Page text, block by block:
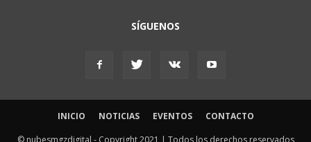
SÍGUENOS
INICIO NOTICIAS EVENTOS
CONTACTO
© nubesmgzdigital - Copyright 2021 | Todos los derechos reservados